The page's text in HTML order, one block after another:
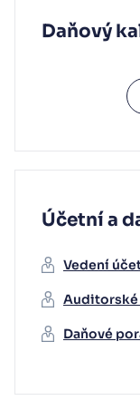
Daňový
Účetní a
Vedení
Auditorské
Daňové